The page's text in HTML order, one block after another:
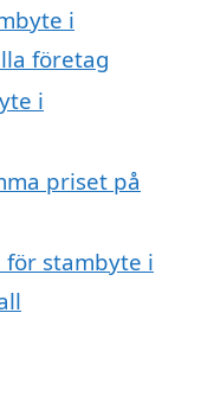
i
företag
i
priset på
för stambyte i